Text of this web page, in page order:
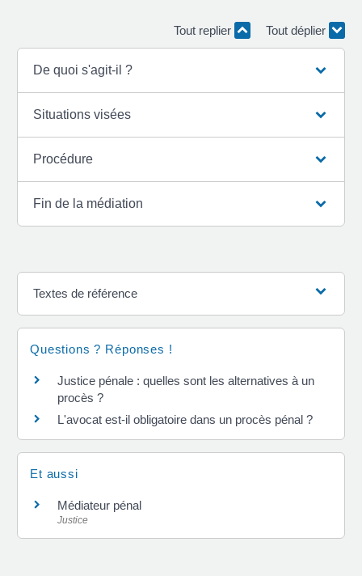
Tout replier Tout déplier
De quoi s'agit-il ?
Situations visées
Procédure
Fin de la médiation
Textes de référence
Questions ? Réponses !
Justice pénale : quelles sont les alternatives à un
procès ?
L'avocat est-il obligatoire dans un procès pénal ?
Et aussi
Médiateur pénal
Justice